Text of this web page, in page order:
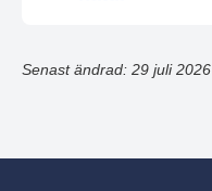
Senast ändrad: 29 juli 2026